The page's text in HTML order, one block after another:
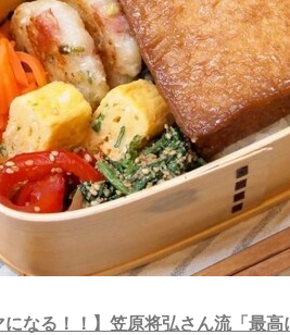
になる！！】笠原将弘さん流「最